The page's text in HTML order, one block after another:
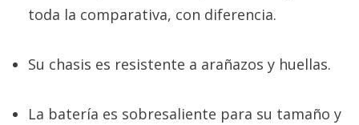
toda la comparativa, con diferencia.
Su chasis es resistente a arañazos y huellas.
La batería es sobresaliente para su tamaño y